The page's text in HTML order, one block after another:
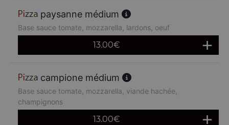
paysanne médium
Base sauce tomate, mozzarella, lardons, oeuf
13.00€
campione médium
Base sauce tomate, mozzarella, viande hachée,
champignons
13.00€